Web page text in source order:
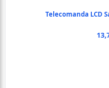
Telecomanda LCD